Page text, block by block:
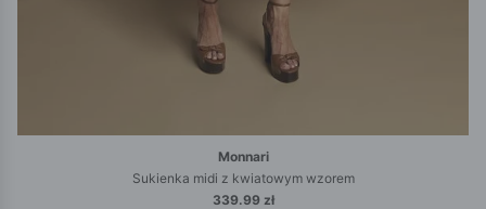
Monnari
Sukienka midi z kwiatowym wzorem
339.99 zł